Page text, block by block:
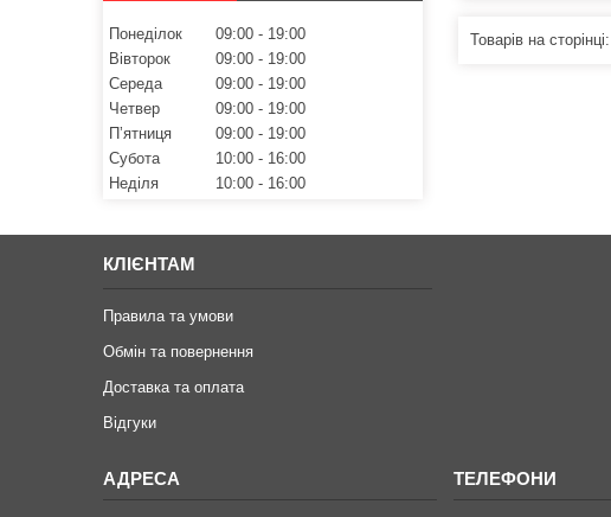
Понеділок 09:00
19:00
Вівторок
09:00
19:00
Середа
09:00
19:00
Четвер
09:00
19:00
Пʼятниця
09:00
19:00
Субота
10:00
16:00
Неділя
10:00 16:00
КЛІЄНТАМ
Правила та умови
Обмін та повернення
Доставка та оплата
Відгуки